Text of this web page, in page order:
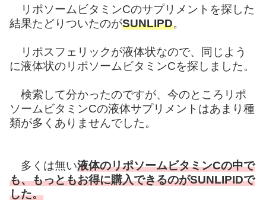
リポソームビタミンCのサプリメントを探した
結果たどりついたのがSUNLIPD。
リポスフェリックが液体状なので、同じよう
に液体状のリポソームビタミンCを探しました。
検索して分かったのですが、今のところリポ
ソームビタミンCの液体サプリメントはあまり種
類が多くありませんでした。
多くは無い液体のリポソームビタミンCの中で
も、もっともお得に購入できるのがSUNLIPIDで
した。